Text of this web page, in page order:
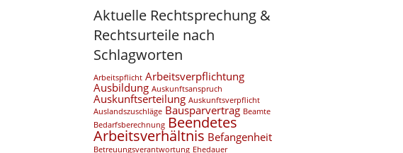
Aktuelle Rechtsprechung &
Rechtsurteile nach
Schlagworten
Arbeitspflicht Arbeitsverpflichtung
Ausbildung Auskunftsanspruch
Auskunftserteilung Auskunftsverpflicht
Auslandszuschläge Bausparvertrag Beamte
Bedarfsberechnung Beendetes
Arbeitsverhältnis Befangenheit
Betreuungsverantwortung Ehedauer